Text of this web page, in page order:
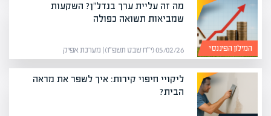
המילון הפיננסי
מה זה עליית ערך בנדל"ן? השקעות
שמביאות תשואה כפולה
05/02/26 (י״ח שבט תשפ״ו) | מערכת אפיק
ליקויי חיפוי קירות: איך לשפר את מראה
הבית?